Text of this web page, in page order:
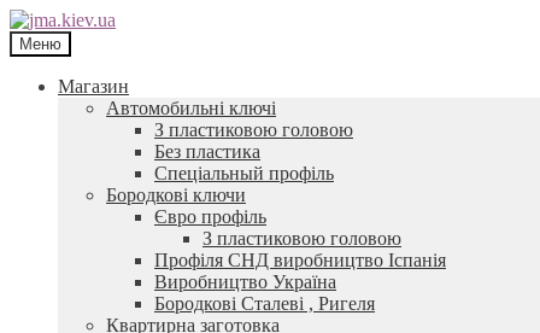
Перейти
до
навігації
Перейти
до
контенту
Меню
Магазин
Автомобильні ключі
З пластиковою головою
Без пластика
Спеціальный профіль
Бородкові ключи
Євро профіль
З пластиковою головою
Профіля СНД виробництво Іспанія
Виробництво Україна
Бородкові Сталеві , Ригеля
Квартирна заготовка